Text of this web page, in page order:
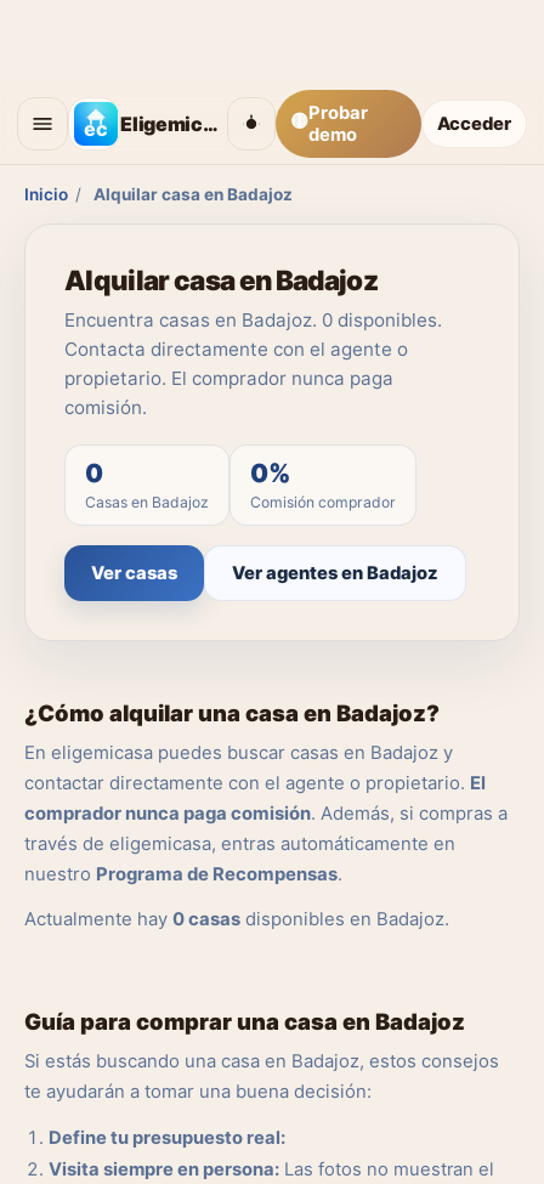
Eligemicasa 🟡Probar
demo
Acceder
Inicio / Alquilar casa en Badajoz
Alquilar casa en Badajoz
Encuentra casas en Badajoz. 0 disponibles.
Contacta directamente con el agente o
propietario. El comprador nunca paga
comisión.
0
Casas en Badajoz
0%
Comisión comprador
Ver casas Ver agentes en Badajoz
¿Cómo alquilar una casa en Badajoz?
En eligemicasa puedes buscar casas en Badajoz y
contactar directamente con el agente o propietario. El
comprador nunca paga comisión. Además, si compras a
través de eligemicasa, entras automáticamente en
nuestro Programa de Recompensas.
Actualmente hay 0 casas disponibles en Badajoz.
Guía para comprar una casa en Badajoz
Si estás buscando una casa en Badajoz, estos consejos
te ayudarán a tomar una buena decisión:
Define tu presupuesto real:
Visita siempre en persona: Las fotos no muestran el